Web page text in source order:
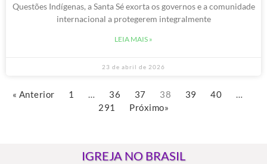
Questões Indígenas, a Santa Sé exorta os governos e a comunidade
internacional a protegerem integralmente
LEIA MAIS »
23 de abril de 2026
« Anterior 1 … 36 37 38 39 40
…
291
Próximo»
IGREJA NO BRASIL